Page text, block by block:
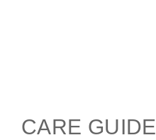
CARE GUIDE